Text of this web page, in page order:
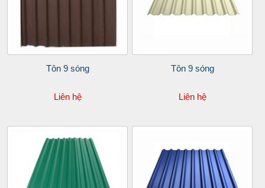
Tôn 9 sóng
Liên hệ
Tôn 9 sóng
Liên hệ